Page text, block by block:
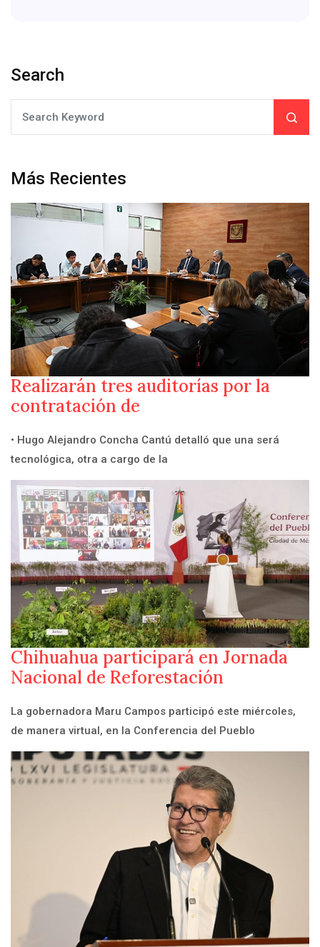
Search
Más Recientes
Realizarán tres auditorías por la
contratación de
• Hugo Alejandro Concha Cantú detalló que una será
tecnológica, otra a cargo de la
Chihuahua participará en Jornada
Nacional de Reforestación
La gobernadora Maru Campos participó este miércoles,
de manera virtual, en la Conferencia del Pueblo